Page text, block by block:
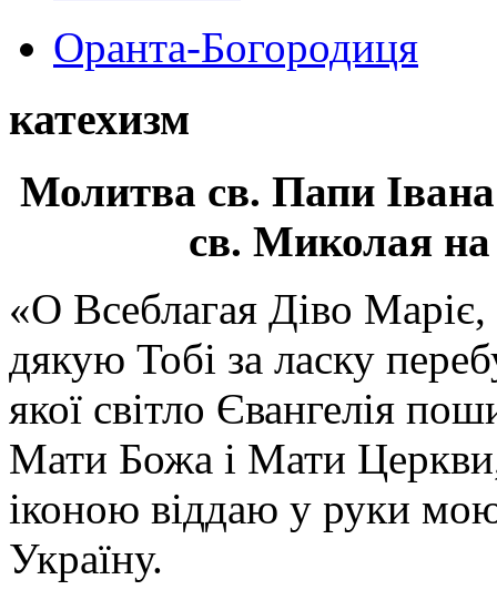
Оранта-Богородиця
катехизм
Молитва св. Папи
св. Миколая на
«О Всеблагая Діво
дякую Тобі за ласку
якої світло Євангелія
Мати Божа і Мати
іконою віддаю у руки
Україну.